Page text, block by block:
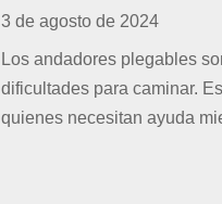
3 de agosto de 2024
Los andadores plegables
dificultades para caminar.
quienes necesitan ayuda